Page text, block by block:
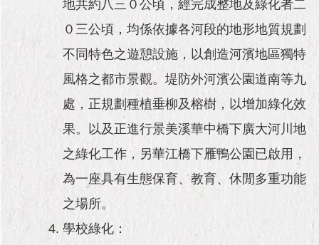
地共約八三０公頃，經完成整地及綠化者二
０三公頃，均係依據各河段的地形地質規劃
不同特色之遊憩設施，以創造河濱地區獨特
風格之都市景觀。堤防外河濱公園道南等九
處，正規劃種植垂柳及榕樹，以增加綠化效
果。以及正進行景美溪華中橋下廣大河川地
之綠化工作，另華江橋下雁鴨公園已啟用，
為一座具有生態保育、教育、休閒多重功能
之場所。
學校綠化：